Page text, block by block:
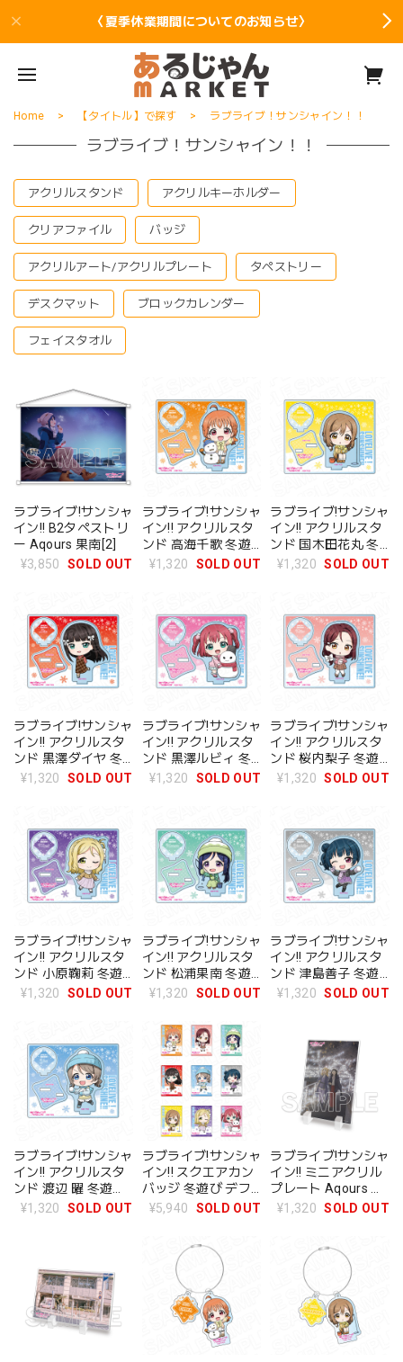
〈夏季休業期間についてのお知らせ〉
Home 【タイトル】で探す ラブライブ！サンシャイン！！
ラブライブ！サンシャイン！！
アクリルスタンド アクリルキーホルダー
クリアファイル バッジ
アクリルアート/アクリルプレート タペストリー
デスクマット ブロックカレンダー
フェイスタオル
ラブライブ!サンシャ
イン!! B2タペストリ
ー Aqours 果南[2]
¥3,850
SOLD OUT
ラブライブ!サンシャ
イン!! アクリルスタ
ンド 高海千歌 冬遊
び デフォルメ ver
¥1,320 SOLD OUT
ラブライブ!サンシャ
イン!! アクリルスタ
ンド 国木田花丸 冬
遊び デフォルメ ver
¥1,320 SOLD OUT
ラブライブ!サンシャ
イン!! アクリルスタ
ンド 黒澤ダイヤ 冬
遊び デフォルメ ver
¥1,320 SOLD OUT
ラブライブ!サンシャ
イン!! アクリルスタ
ンド 黒澤ルビィ 冬
遊び デフォルメ ver
¥1,320 SOLD OUT
ラブライブ!サンシャ
イン!! アクリルスタ
ンド 桜内梨子 冬遊
び デフォルメ ver
¥1,320 SOLD OUT
ラブライブ!サンシャ
イン!! アクリルスタ
ンド 小原鞠莉 冬遊
び デフォルメ ver
¥1,320 SOLD OUT
ラブライブ!サンシャ
イン!! アクリルスタ
ンド 松浦果南 冬遊
び デフォルメ ver
¥1,320 SOLD OUT
ラブライブ!サンシャ
イン!! アクリルスタ
ンド 津島善子 冬遊
び デフォルメ ver
¥1,320 SOLD OUT
ラブライブ!サンシャ
イン!! アクリルスタ
ンド 渡辺 曜 冬遊び
デフォルメ ver
¥1,320 SOLD OUT
ラブライブ!サンシャ
イン!! スクエアカン
バッジ 冬遊び デフ
ォルメ ver BOX 全9
¥5,940 SOLD OUT
ラブライブ!サンシャ
イン!! ミニアクリル
プレート Aqours ダ
イヤ&鞠莉[2]
¥1,320 SOLD OUT